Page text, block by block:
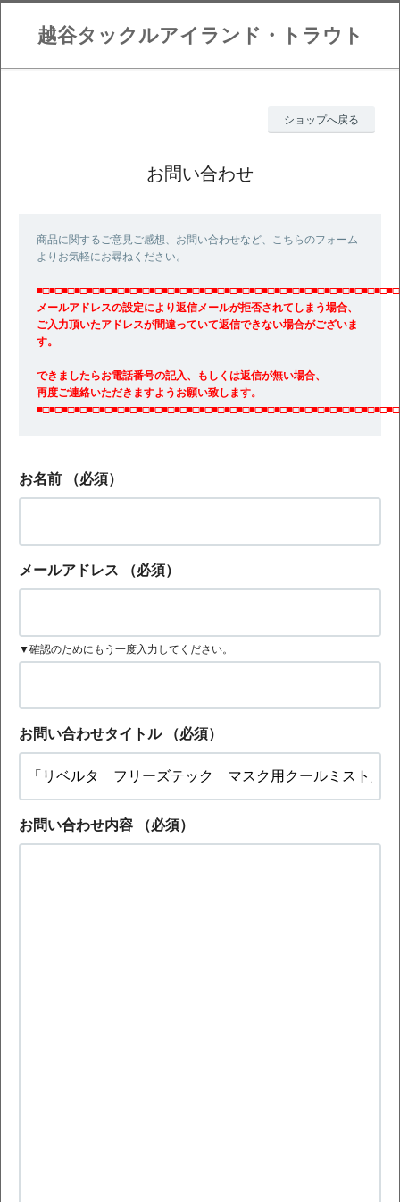
越谷タックルアイランド・トラウト
ショップへ戻る
お問い合わせ
商品に関するご意見ご感想、お問い合わせなど、こちらのフォーム
よりお気軽にお尋ねください。
■□■□■□■□■□■□■□■□■□■□■□■□■□■□■□■□■□■□■□■□■□■□■□■□■□■□■□■□■□
メールアドレスの設定により返信メールが拒否されてしまう場合、
ご入力頂いたアドレスが間違っていて返信できない場合がございま
す。
できましたらお電話番号の記入、もしくは返信が無い場合、
再度ご連絡いただきますようお願い致します。
■□■□■□■□■□■□■□■□■□■□■□■□■□■□■□■□■□■□■□■□■□■□■□■□■□■□■□■□■□
お名前 （必須）
メールアドレス （必須）
▼確認のためにもう一度入力してください。
お問い合わせタイトル （必須）
お問い合わせ内容 （必須）